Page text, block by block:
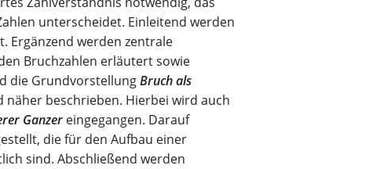
unterscheidet. Einleitend werden
Ergänzend werden zentrale
Bruchzahlen erläutert sowie
die GrundvorstellungBruch als
beschrieben. Hierbei wird auch
Ganzer eingegangen. Darauf
die für den Aufbau einer
sind. Abschließend werden